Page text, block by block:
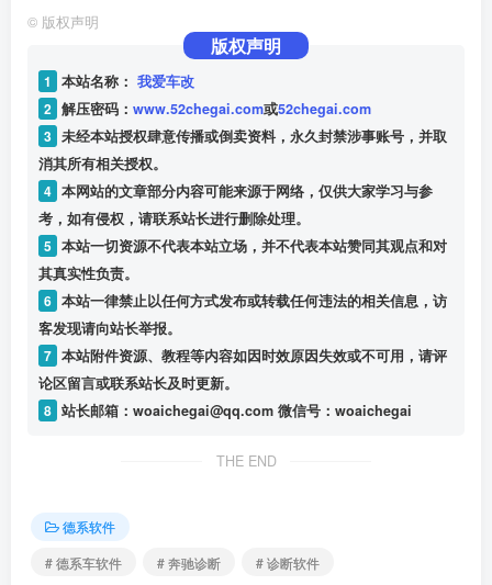
© 版权声明
版权声明
1 本站名称： 我爱车改
2 解压密码： www.52chegai.com或52chegai.com
3 未经本站授权肆意传播或倒卖资料，永久封禁涉事账号，并取
消其所有相关授权。
4 本网站的文章部分内容可能来源于网络，仅供大家学习与参
考，如有侵权，请联系站长进行删除处理。
5 本站一切资源不代表本站立场，并不代表本站赞同其观点和对
其真实性负责。
6 本站一律禁止以任何方式发布或转载任何违法的相关信息，访
客发现请向站长举报。
7 本站附件资源、教程等内容如因时效原因失效或不可用，请评
论区留言或联系站长及时更新。
8
站长邮箱：woaichegai@qq.com 微信号：woaichegai
THE END
德系软件
# 德系车软件
# 奔驰诊断 # 诊断软件